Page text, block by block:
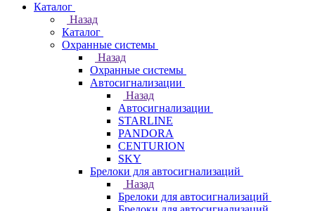
Каталог
Назад
Каталог
Охранные системы
Назад
Охранные системы
Автосигнализации
Назад
Автосигнализации
STARLINE
PANDORA
CENTURION
SKY
Брелоки для автосигнализаций
Назад
Брелоки для автосигнализаций